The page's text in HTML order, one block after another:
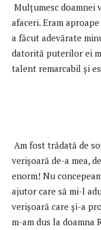
Mulţumesc doamnei
afaceri. Eram
a făcut adevărate
datorită puterilor ei
talent remarcabil și
Am fost trădată de
verişoară de-a mea,
enorm! Nu
ajutor care să mi-l
verișoară care și-a
m-am dus la doamna